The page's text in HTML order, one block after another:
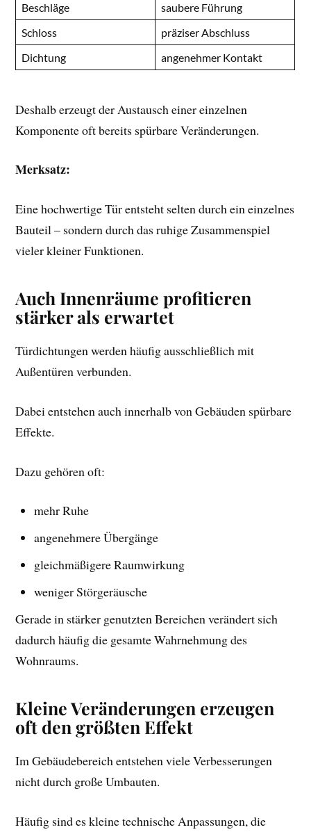
Beschläge
saubere Führung
Schloss
präziser Abschluss
Dichtung
angenehmer Kontakt
Deshalb erzeugt der Austausch einer einzelnen
Komponente oft bereits spürbare Veränderungen.
Merksatz:
Eine hochwertige Tür entsteht selten durch ein einzelnes
Bauteil – sondern durch das ruhige Zusammenspiel
vieler kleiner Funktionen.
Auch Innenräume profitieren
stärker als erwartet
Türdichtungen werden häufig ausschließlich mit
Außentüren verbunden.
Dabei entstehen auch innerhalb von Gebäuden spürbare
Effekte.
Dazu gehören oft:
mehr Ruhe
angenehmere Übergänge
gleichmäßigere Raumwirkung
weniger Störgeräusche
Gerade in stärker genutzten Bereichen verändert sich
dadurch häufig die gesamte Wahrnehmung des
Wohnraums.
Kleine Veränderungen erzeugen
oft den größten Effekt
Im Gebäudebereich entstehen viele Verbesserungen
nicht durch große Umbauten.
Häufig sind es kleine technische Anpassungen, die